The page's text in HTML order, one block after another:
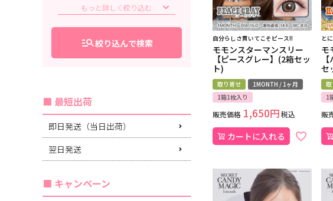
manage_search絞り込んで検索
最短出荷
即日発送（当日出荷）
翌日発送
キャンペーン
自分らしさ貫いてこそピース!!
モモンスターマンスリー
【ピースグレー】(2箱セッ
ト)
取り寄せ
1MONTH / 1ヶ月
1箱1枚入り
販売価格 1,650 税込
カートに入れる
と
モ
セ
1
販